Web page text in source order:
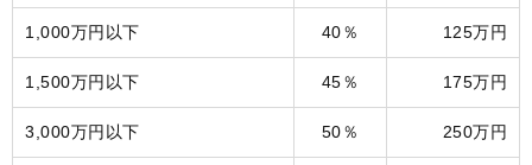
1,000万円以下 40％ 125万円
1,500万円以下 45％ 175万円
3,000万円以下 50％ 250万円